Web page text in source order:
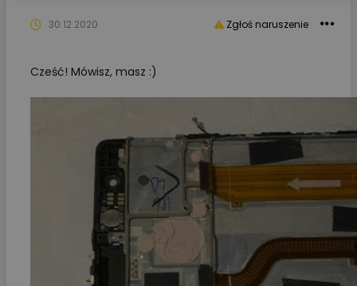
Zgłoś naruszenie
30.12.2020
Cześć! Mówisz, masz :)